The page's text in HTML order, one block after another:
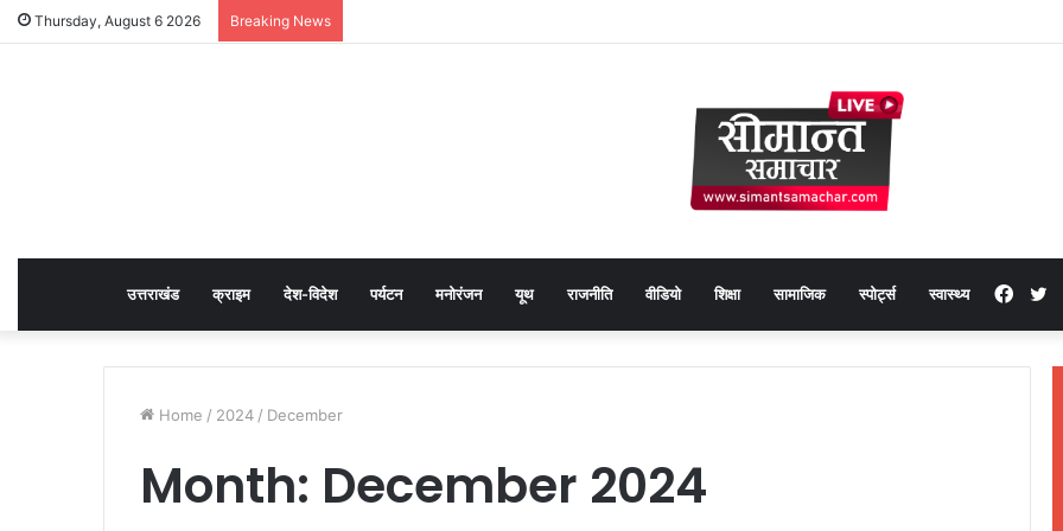
Thursday, August 6 2026 Breaking News
उत्तराखंड क्राइम देश-विदेश पर्यटन मनोरंजन यूथ राजनीति वीडियो शिक्षा सामाजिक स्पोर्ट्स स्वास्थ्य
Home / 2024 / December
Month: December 2024